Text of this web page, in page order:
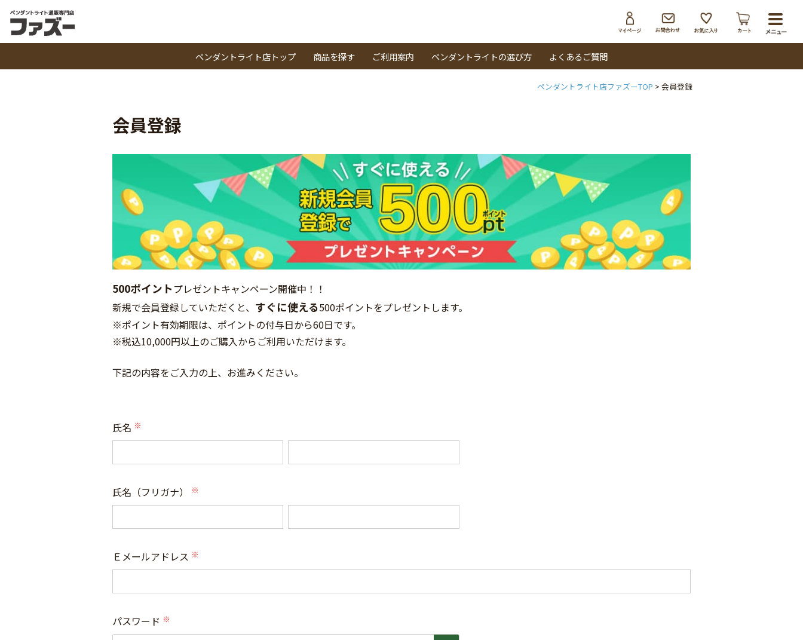
ペンダントライト店トップ 商品を探す ご利用案内 ペンダントライトの選び方 よくあるご質問
ペンダントライト店ファズーTOP 会員登録
会員登録
500ポイントプレゼントキャンペーン開催中！！
新規で会員登録していただくと、 すぐに使える500ポイントをプレゼントします。
※ポイント有効期限は、ポイントの付与日から60日です。
※税込10,000円以上のご購入からご利用いただけます。
下記の内容をご入力の上、お進みください。
氏名
(必
氏名（フリガナ）
(必
Ｅメールアドレス
(必
パスワード
(必